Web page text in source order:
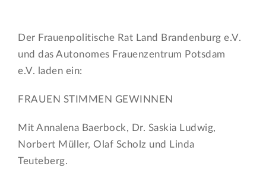
Der Frauenpolitische Rat Land Brandenburg e.V.
und das Autonomes Frauenzentrum Potsdam
e.V. laden ein:
FRAUEN STIMMEN GEWINNEN
Mit Annalena Baerbock, Dr. Saskia Ludwig,
Norbert Müller, Olaf Scholz und Linda
Teuteberg.